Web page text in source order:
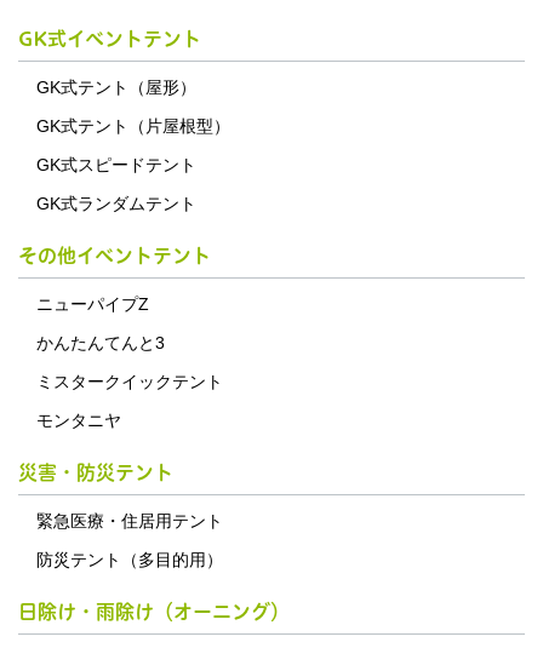
GK式イベントテント
GK式テント（屋形）
GK式テント（片屋根型）
GK式スピードテント
GK式ランダムテント
その他イベントテント
ニューパイプZ
かんたんてんと3
ミスタークイックテント
モンタニヤ
災害・防災テント
緊急医療・住居用テント
防災テント（多目的用）
日除け・雨除け（オーニング）